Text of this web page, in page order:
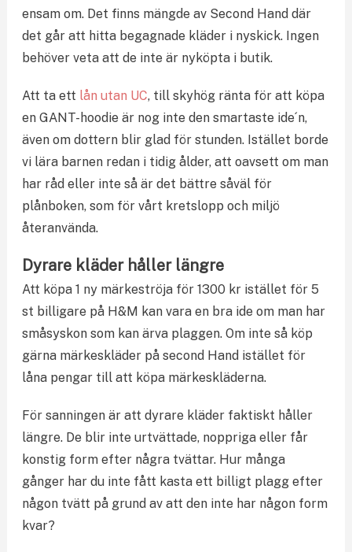
ensam om. Det finns mängde av Second Hand där
det går att hitta begagnade kläder i nyskick. Ingen
behöver veta att de inte är nyköpta i butik.
Att ta ett lån utan UC, till skyhög ränta för att köpa
en GANT-hoodie är nog inte den smartaste ide´n,
även om dottern blir glad för stunden. Istället borde
vi lära barnen redan i tidig ålder, att oavsett om man
har råd eller inte så är det bättre såväl för
plånboken, som för vårt kretslopp och miljö
återanvända.
Dyrare kläder håller längre
Att köpa 1 ny märkeströja för 1300 kr istället för 5
st billigare på H&M kan vara en bra ide om man har
småsyskon som kan ärva plaggen. Om inte så köp
gärna märkeskläder på second Hand istället för
låna pengar till att köpa märkeskläderna.
För sanningen är att dyrare kläder faktiskt håller
längre. De blir inte urtvättade, noppriga eller får
konstig form efter några tvättar. Hur många
gånger har du inte fått kasta ett billigt plagg efter
någon tvätt på grund av att den inte har någon form
kvar?